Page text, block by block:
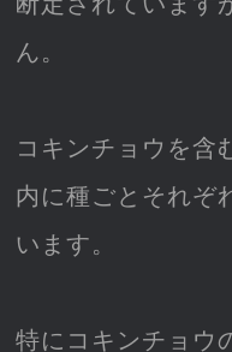
ん。
コキンチョウを含
内に種ごとそれぞ
います。
特にコキンチョウ